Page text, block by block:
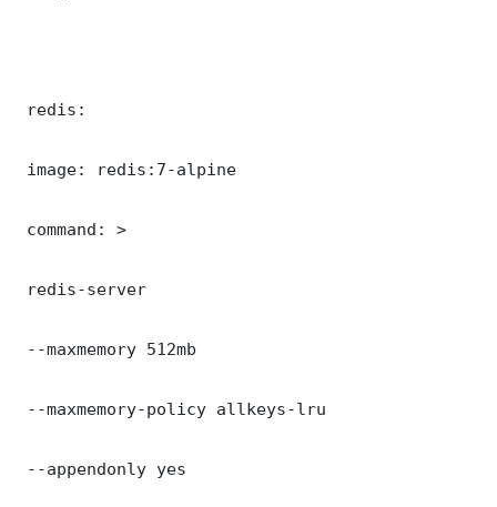
redis:
image: redis:7-alpine
command: >
redis-server
--maxmemory 512mb
--maxmemory-policy allkeys-lru
--appendonly yes